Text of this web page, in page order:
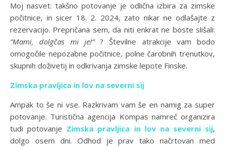
Moj nasvet: takšno potovanje je odlična izbira za zimske
počitnice, in sicer 18. 2. 2024, zato nikar ne odlašajte z
rezervacijo. Prepričana sem, da niti enkrat ne boste slišali:
”Mami, dolgčas mi je!” ?
Številne atrakcije vam bodo
omogočile nepozabne počitnice, polne čarobnih trenutkov,
skupnih doživetij in odkrivanja zimske lepote Finske.
Zimska pravljica in lov na severni sij
Ampak to še ni vse. Razkrivam vam še en namig za super
potovanje. Turistična agencija Kompas namreč organizira
tudi potovanje Zimska pravljica in lov na severni sij,
dolgo osem dni. Odhod je prav tako načrtovan med